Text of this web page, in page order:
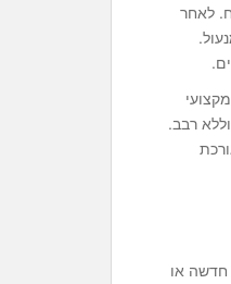
לאחר
רבב.
חדשה או